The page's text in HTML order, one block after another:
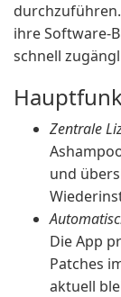
ihre Software-
schnell
Zentrale
und
Die App
Patches
aktuell